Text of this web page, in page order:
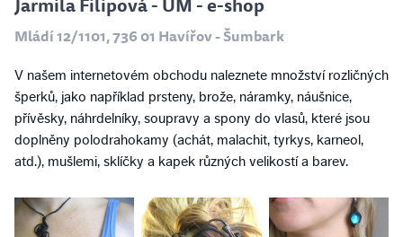
Mládí 12/1101, 736 01 Havířov - Šumbark
V našem internetovém obchodu naleznete množství rozličných
šperků, jako například prsteny, brože, náramky, náušnice,
přívěsky, náhrdelníky, soupravy a spony do vlasů, které jsou
doplněny polodrahokamy (achát, malachit, tyrkys, karneol,
atd.), mušlemi, sklíčky a kapek různých velikostí a barev.